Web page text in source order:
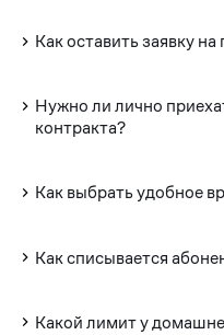
Как оставить заявку
Нужно ли лично
контракта?
Как выбрать удобное
Как списывается
Какой лимит у